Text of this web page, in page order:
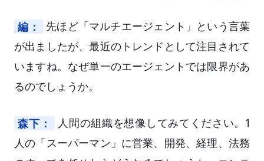
編：
先ほど「マルチエージェント」という言葉
が出ましたが、最近のトレンドとして注目されて
いますね。なぜ単一のエージェントでは限界があ
るのでしょうか。
森下：
人間の組織を想像してみてください。1
人の「スーパーマン」に営業、開発、経理、法務